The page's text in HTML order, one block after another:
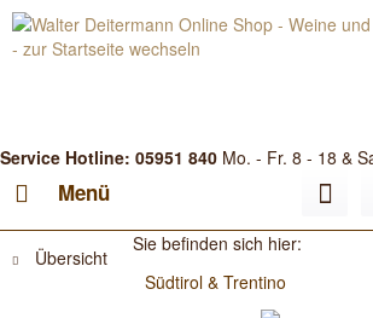
Service Hotline: 05951 840 Mo. - Fr. 8 - 18 &
Menü
Übersicht
Sie befinden sich hier:
Südtirol & Trentino